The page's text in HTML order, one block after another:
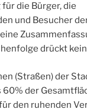
die Bürger, die
und Besucher
drückt
(Straßen) der
60% der
den ruhenden